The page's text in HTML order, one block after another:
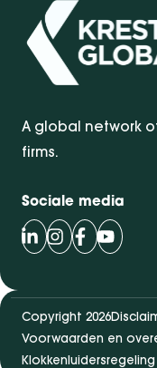
A global network
firms.
Sociale media
Volg Bentacera op
Volg VolgVolg
Copyright 2026
Voorwaarden en
Klokkenluidersregeling